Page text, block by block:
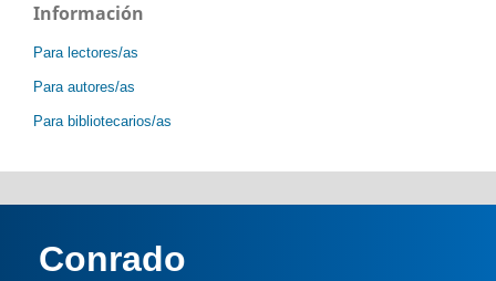
Información
Para lectores/as
Para autores/as
Para bibliotecarios/as
Conrado